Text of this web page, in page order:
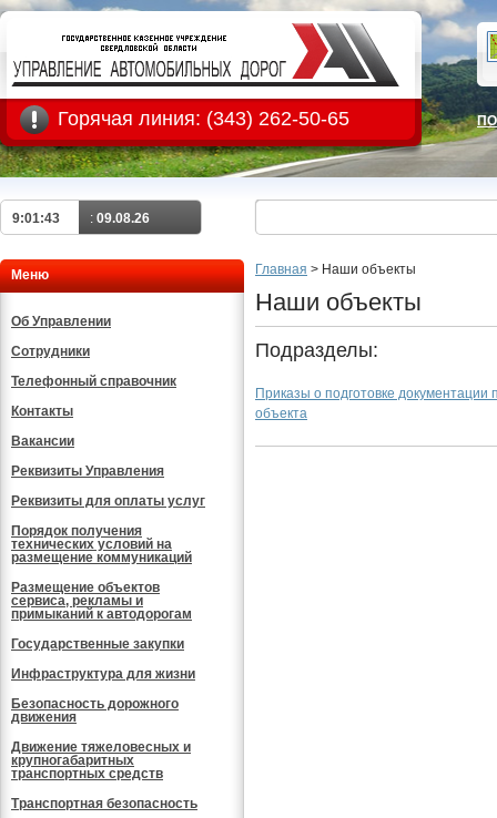
Горячая линия: (343) 262-50-65
9:01:43 : 09.08.26
Меню
Об Управлении
Сотрудники
Телефонный справочник
Контакты
Вакансии
Реквизиты Управления
Реквизиты для оплаты услуг
Порядок получения
технических условий на
размещение коммуникаций
Размещение объектов
сервиса, рекламы и
примыканий к автодорогам
Государственные закупки
Инфраструктура для жизни
Безопасность дорожного
движения
Движение тяжеловесных и
крупногабаритных
транспортных средств
Транспортная безопасность
Главная > Наши объекты
Наши объекты
Подразделы:
Приказы о подготовке
объекта